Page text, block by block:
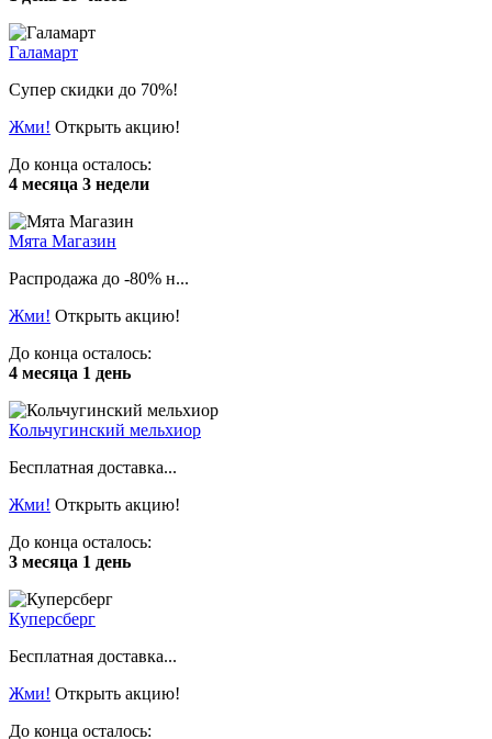
Галамарт
Супер скидки до 70%!
Жми! Открыть акцию!
До конца осталось:
4 месяца 3 недели
Мята Магазин
Распродажа до -80% н...
Жми! Открыть акцию!
До конца осталось:
4 месяца 1 день
Кольчугинский мельхиор
Бесплатная доставка...
Жми! Открыть акцию!
До конца осталось:
3 месяца 1 день
Куперсберг
Бесплатная доставка...
Жми! Открыть акцию!
До конца осталось: